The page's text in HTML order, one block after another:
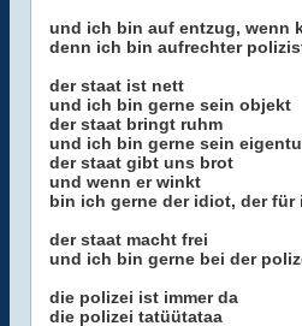
und ich bin auf entzug, wenn
denn ich bin aufrechter
der staat ist nett
und ich bin gerne sein objekt
der staat bringt ruhm
und ich bin gerne sein
der staat gibt uns brot
und wenn er winkt
bin ich gerne der idiot, der
der staat macht frei
und ich bin gerne bei der
die polizei ist immer da
die polizei tatüütataa